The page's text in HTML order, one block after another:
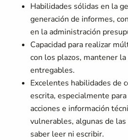
Habilidades sólidas en la
generación de informes,
en la administración
Capacidad para realizar
con los plazos, mantener
entregables.
Excelentes habilidades de
escrita, especialmente
acciones e información
vulnerables, algunas de
saber leer ni escribir.